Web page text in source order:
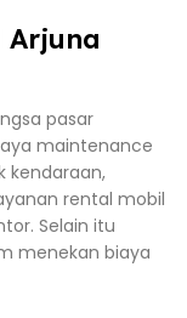
Arjuna
pasar
maintenance
kendaraan,
rental mobil
Selain itu
menekan biaya